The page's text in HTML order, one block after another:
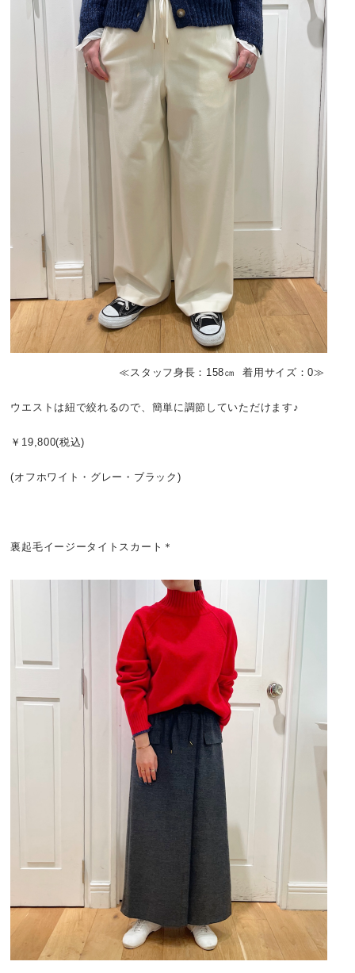
≪スタッフ身長：158㎝ 着用サイズ：0≫
ウエストは紐で絞れるので、簡単に調節していただけます♪
￥19,800(税込)
(オフホワイト・グレー・ブラック)
裏起毛イージータイトスカート＊